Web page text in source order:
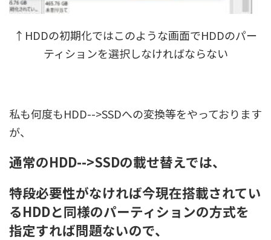
↑HDDの初期化ではこのような画面でHDDのパー
ティションを選択しなければならない
私も何度もHDD-->SSDへの変換等をやっております
が、
通常のHDD-->SSDの載せ替えでは、
特段必要性がなければ今現在搭載されてい
るHDDと同様のパーティションの方式を
指定すれば問題ないので、